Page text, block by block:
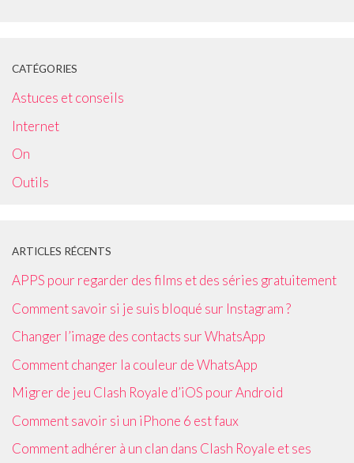
CATÉGORIES
Astuces et conseils
Internet
On
Outils
ARTICLES RÉCENTS
APPS pour regarder des films et des séries gratuitement
Comment savoir si je suis bloqué sur Instagram ?
Changer l’image des contacts sur WhatsApp
Comment changer la couleur de WhatsApp
Migrer de jeu Clash Royale d’iOS pour Android
Comment savoir si un iPhone 6 est faux
Comment adhérer à un clan dans Clash Royale et ses